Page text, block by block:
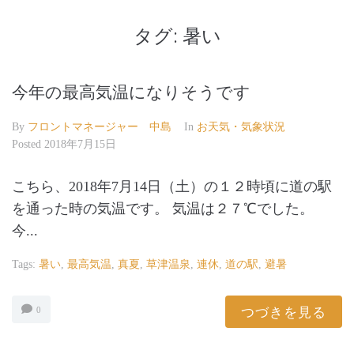
タグ: 暑い
今年の最高気温になりそうです
By フロントマネージャー 中島 In お天気・気象状況
Posted 2018年7月15日
こちら、2018年7月14日（土）の１２時頃に道の駅
を通った時の気温です。 気温は２７℃でした。
今...
Tags: 暑い, 最高気温, 真夏 , 草津温泉, 連休, 道の駅, 避暑
0 つづきを見る